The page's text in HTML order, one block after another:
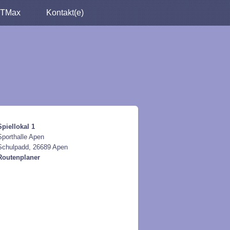
Kontakt(e)
1
Apen
26689 Apen